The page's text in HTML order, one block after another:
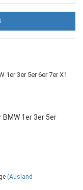
1er 3er 5er
(Ausland